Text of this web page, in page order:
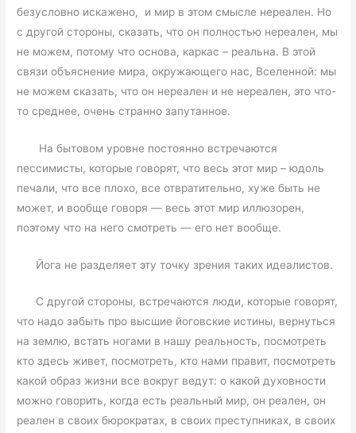
безусловно искажено, и мир в этом смысле нереален. Но
с другой стороны, сказать, что он полностью нереален, мы
не можем, потому что основа, каркас – реальна. В этой
связи объяснение мира, окружающего нас, Вселенной: мы
не можем сказать, что он нереален и не нереален, это что-
то среднее, очень странно запутанное.
На бытовом уровне постоянно встречаются
пессимисты, которые говорят, что весь этот мир – юдоль
печали, что все плохо, все отвратительно, хуже быть не
может, и вообще говоря — весь этот мир иллюзорен,
поэтому что на него смотреть — его нет вообще.
Йога не разделяет эту точку зрения таких идеалистов.
С другой стороны, встречаются люди, которые говорят,
что надо забыть про высшие йоговские истины, вернуться
на землю, встать ногами в нашу реальность, посмотреть
кто здесь живет, посмотреть, кто нами правит, посмотреть
какой образ жизни все вокруг ведут: о какой духовности
можно говорить, когда есть реальный мир, он реален, он
реален в своих бюрократах, в своих преступниках, в своих